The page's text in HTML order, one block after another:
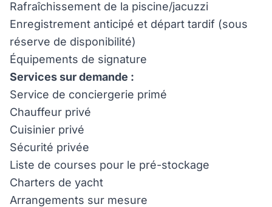
Rafraîchissement de la piscine/jacuzzi
Enregistrement anticipé et départ tardif (sous
réserve de disponibilité)
Équipements de signature
Services sur demande :
Service de conciergerie primé
Chauffeur privé
Cuisinier privé
Sécurité privée
Liste de courses pour le pré-stockage
Charters de yacht
Arrangements sur mesure